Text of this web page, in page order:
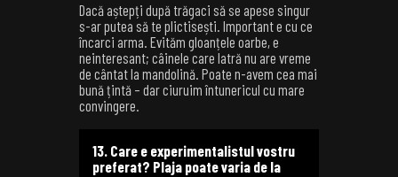
Dacă aștepți după trăgaci să se apese singur
s-ar putea să te plictisești. Important e cu ce
încarci arma. Evităm gloanțele oarbe, e
neinteresant; câinele care latră nu are vreme
de cântat la mandolină. Poate n-avem cea mai
bună țintă – dar ciuruim întunericul cu mare
convingere.
13. Care e experimentalistul vostru
preferat? Plaja poate varia de la